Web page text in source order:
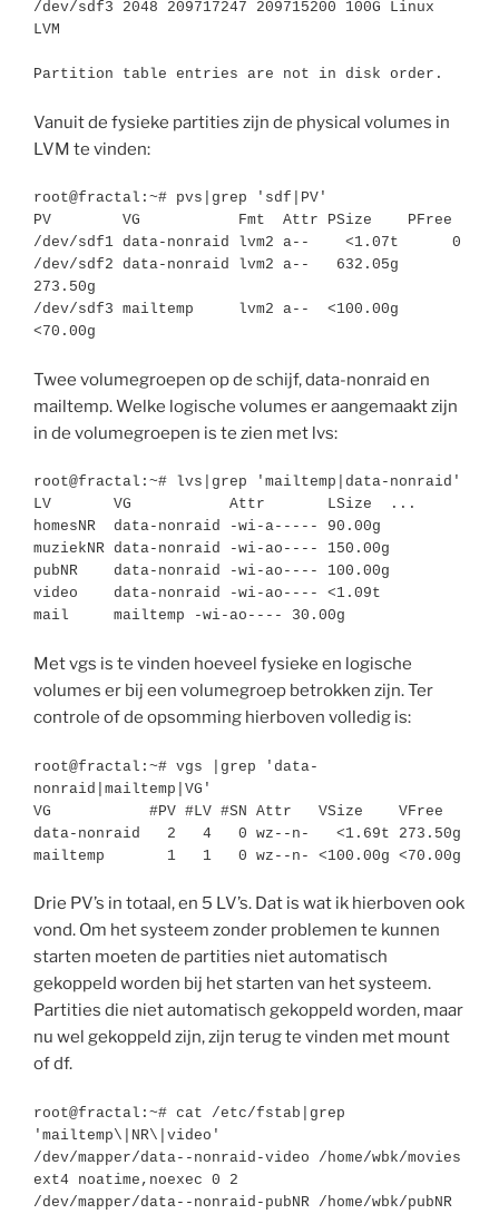
/dev/sdf3 2048 209717247 209715200 100G Linux
LVM
Partition table entries are not in disk order.
Vanuit de fysieke partities zijn de physical volumes in
LVM te vinden:
root@fractal:~# pvs|grep 'sdf|PV'
PV        VG           Fmt  Attr PSize    PFree
/dev/sdf1 data-nonraid lvm2 a--    <1.07t      0
/dev/sdf2 data-nonraid lvm2 a--   632.05g
273.50g
/dev/sdf3 mailtemp     lvm2 a--  <100.00g
<70.00g
Twee volumegroepen op de schijf, data-nonraid en
mailtemp. Welke logische volumes er aangemaakt zijn
in de volumegroepen is te zien met lvs:
root@fractal:~# lvs|grep 'mailtemp|data-nonraid'
LV       VG           Attr       LSize  ...
homesNR  data-nonraid -wi-a----- 90.00g
muziekNR data-nonraid -wi-ao---- 150.00g
pubNR    data-nonraid -wi-ao---- 100.00g
video    data-nonraid -wi-ao---- <1.09t
mail     mailtemp -wi-ao---- 30.00g
Met vgs is te vinden hoeveel fysieke en logische
volumes er bij een volumegroep betrokken zijn. Ter
controle of de opsomming hierboven volledig is:
root@fractal:~# vgs |grep 'data-
nonraid|mailtemp|VG'
VG           #PV #LV #SN Attr   VSize    VFree
data-nonraid   2   4   0 wz--n-   <1.69t 273.50g
mailtemp       1   1   0 wz--n- <100.00g <70.00g
Drie PV’s in totaal, en 5 LV’s. Dat is wat ik hierboven ook
vond. Om het systeem zonder problemen te kunnen
starten moeten de partities niet automatisch
gekoppeld worden bij het starten van het systeem.
Partities die niet automatisch gekoppeld worden, maar
nu wel gekoppeld zijn, zijn terug te vinden met mount
of df.
root@fractal:~# cat /etc/fstab|grep
'mailtemp\|NR\|video'
/dev/mapper/data--nonraid-video /home/wbk/movies
ext4 noatime,noexec 0 2
/dev/mapper/data--nonraid-pubNR /home/wbk/pubNR